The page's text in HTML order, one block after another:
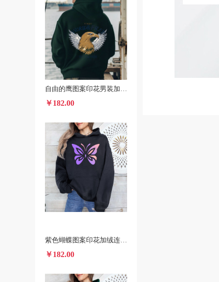
自由的鹰图案印花男装加绒连帽衫 美国本土发货秋冬款卫衣
￥182.00
紫色蝴蝶图案印花加绒连帽衫 跨境一件代发男女装秋冬款卫衣
￥182.00